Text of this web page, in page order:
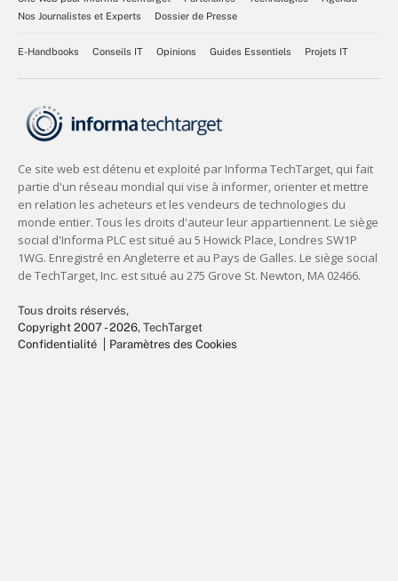
Nos Journalistes et Experts
Dossier de Presse
E-Handbooks Conseils IT Opinions Guides Essentiels Projets IT
Tous droits réservés,
Copyright 2007 - 2026, TechTarget
Confidentialité
Paramètres des Cookies